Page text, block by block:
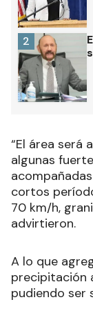
2
“El área será
algunas
cortos
70 km/h,
advirtieron.
A lo que
precipitación
pudiendo ser